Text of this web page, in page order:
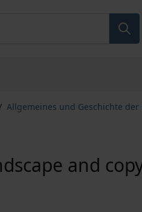
Allgemeines und Geschichte der
and